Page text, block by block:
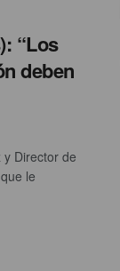
“Los
deben
y Director de
le